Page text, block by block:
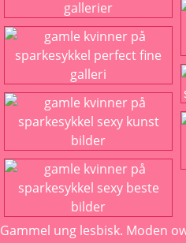
Gammel ung lesbisk. Moden